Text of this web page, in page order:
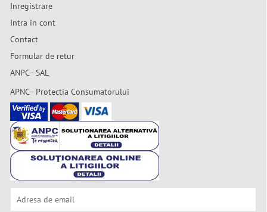
Inregistrare
Intra in cont
Contact
Formular de retur
ANPC - SAL
APNC - Protectia Consumatorului